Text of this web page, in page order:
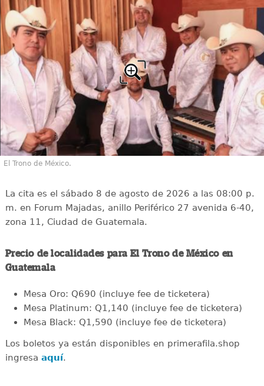
El Trono de México.
La cita es el sábado 8 de agosto de 2026 a las 08:00 p.
m. en Forum Majadas, anillo Periférico 27 avenida 6-40,
zona 11, Ciudad de Guatemala.
Precio de localidades para El Trono de México en
Guatemala
Mesa Oro: Q690 (incluye fee de ticketera)
Mesa Platinum: Q1,140 (incluye fee de ticketera)
Mesa Black: Q1,590 (incluye fee de ticketera)
Los boletos ya están disponibles en primerafila.shop
ingresa aquí.